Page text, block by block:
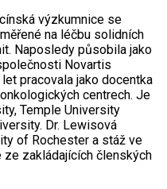
výzkumnice se
na léčbu solidních
Naposledy působila jako
Novartis
pracovala jako docentka
centrech. Je
Temple University
Dr. Lewisová
of Rochester a stáž ve
ze zakládajících členských